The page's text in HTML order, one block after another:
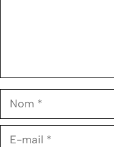
Nom
E-